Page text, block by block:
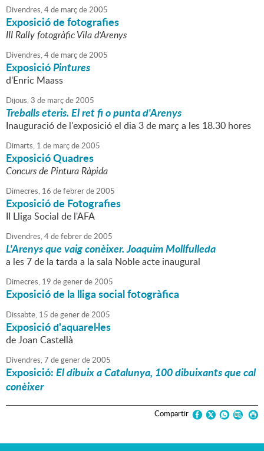
Divendres,4de marçde2005
Exposició de fotografies
III Rally fotogràfic Vila d'Arenys
Divendres,4de marçde2005
ExposicióPintures
d'Enric Maass
Dijous,3 de marçde2005
Treballs eteris. El ret fi o punta d'Arenys
Inauguració de l'exposició el dia 3 de març a les 18.30 hores
Dimarts, 1 de marçde2005
Exposició Quadres
Concurs de Pintura Ràpida
Dimecres, 16 defebrerde2005
Exposició de Fotografies
II Lliga Social de l'AFA
Divendres,4defebrerde2005
L'Arenys que vaig conèixer. Joaquim Mollfulleda
a les 7 de la tarda a la sala Noble acte inaugural
Dimecres, 19 degenerde2005
Exposició de la lliga social fotogràfica
Dissabte, 15 degenerde2005
Exposició d'aquarel·les
de Joan Castellà
Divendres,7 degenerde2005
Exposició:El dibuix a Catalunya, 100 dibuixants que cal
conèixer
Compartir